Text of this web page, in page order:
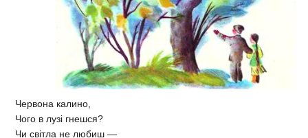
Червона калино,
Чого в лузі гнешся?
Чи світла не любиш —